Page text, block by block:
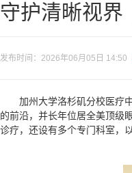
守护清晰视界
发布时间：2026年06月05日 14:50
加州大学洛杉矶分校医疗
的前沿，并长年位居全美顶级
诊疗，还设有多个专门科室，